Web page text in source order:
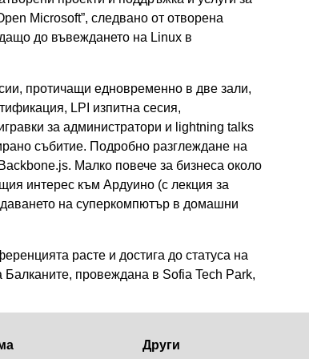
Microsoft”, следвано от отворена
до въвеждането на Linux в
протичащи едновременно в две зали,
LPI изпитна сесия,
за администратори и lightning talks
събитие. Подробно разглеждане на
Малко повече за бизнеса около
интерес към Ардуино (с лекция за
на суперкомпютър в домашни
расте и достига до статуса на
провеждана в Sofia Tech Park,
Други